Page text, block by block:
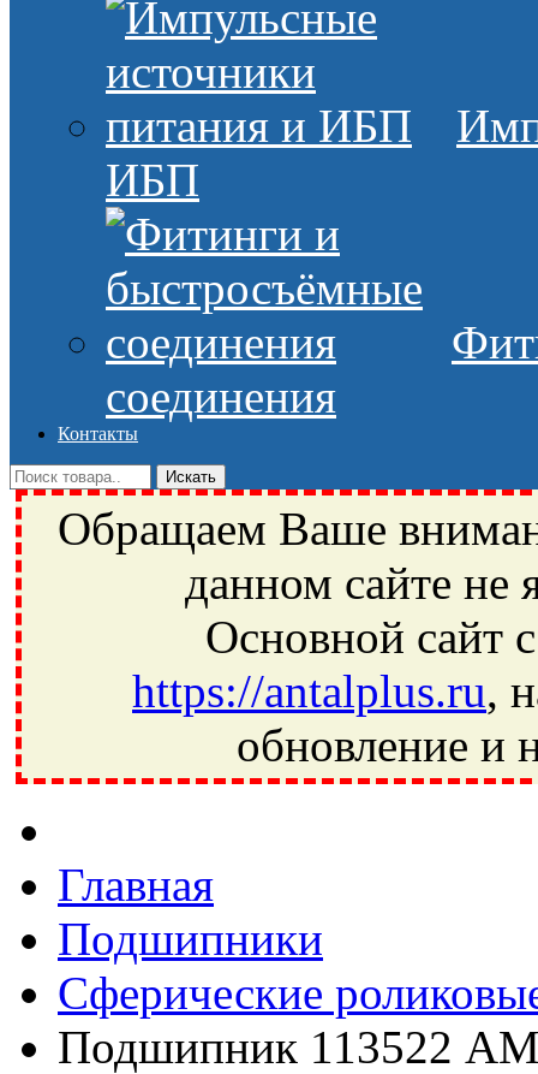
ИБП
соединения
Контакты
Обращаем Ваше
данном сайте не
Основной сайт
https://antalplus.ru,
обновление и
Ивантеевка, подшипники, пневматика, метизы, техника,
Главная
Подшипники
Сферические
Подшипник 113522